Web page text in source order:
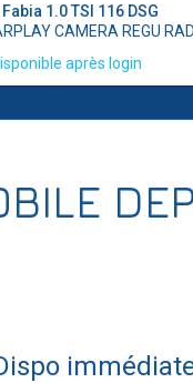
Fabia 1.0 TSI 116 DSG
CAMERA REGU
après login